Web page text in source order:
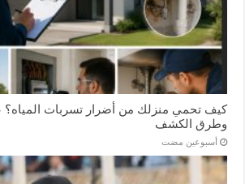
كيف تحمي منزلك من أضرار تسربات المياه؟
وطرق الكشف
‏أسبوعين مضت